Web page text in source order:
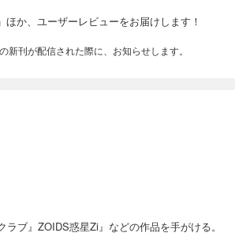
」ほか、ユーザーレビューをお届けします！
新刊が配信された際に、お知らせします。
ブ』ZOIDS惑星Zi』などの作品を手がける。